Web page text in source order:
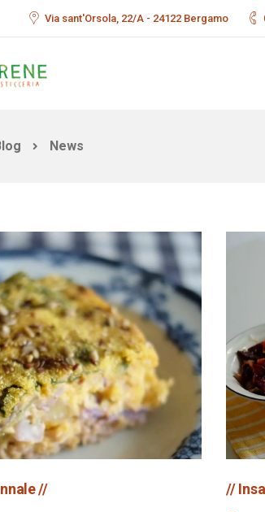
Via sant'Orsola, 22/A - 24122 Bergamo
News
// //